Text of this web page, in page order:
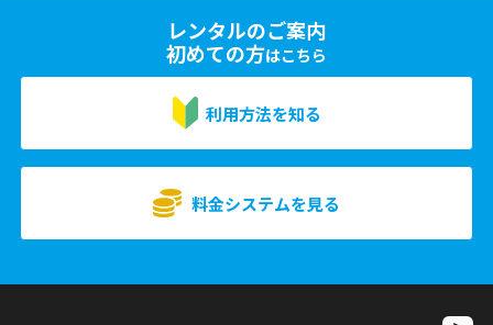
レンタルのご案内
初めての方はこちら
利用方法を知る
料金システムを見る